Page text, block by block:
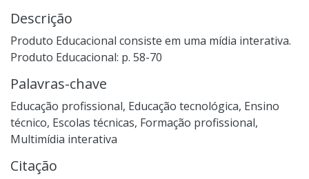
Descrição
Produto Educacional consiste em uma mídia interativa.
Produto Educacional: p. 58-70
Palavras-chave
Educação profissional, Educação tecnológica, Ensino
técnico, Escolas técnicas, Formação profissional,
Multimídia interativa
Citação